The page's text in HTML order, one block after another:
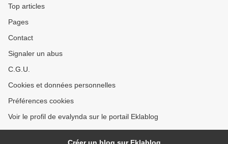
Top articles
Pages
Contact
Signaler un abus
C.G.U.
Cookies et données personnelles
Préférences cookies
Voir le profil de evalynda sur le portail Eklablog